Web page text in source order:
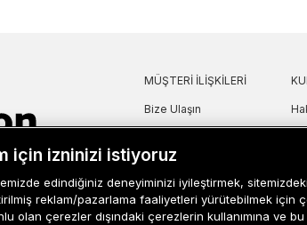
01 20
MÜŞTERI İLIŞKILERI
Bize Ulaşın
Sıkça Sorulan Sorular
İade ve İptal Politikası
Kullanım Şartları
Aydınlatma Metni
için izninizi istiyoruz
edindiğiniz deneyiminizi iyileştirmek,
reklam/pazarlama faaliyetleri yürütebilmek için
olan çerezler dışındaki çerezlerin kullanımına ve bu